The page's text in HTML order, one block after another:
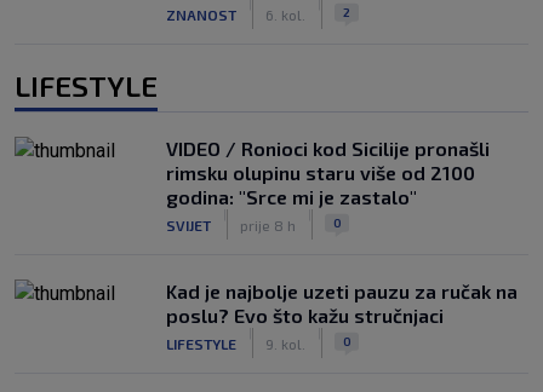
ZNANOST 6. kol. 2
LIFESTYLE
VIDEO / Ronioci kod Sicilije pronašli
rimsku olupinu staru više od 2100
godina: "Srce mi je zastalo"
SVIJET prije 8 h 0
Kad je najbolje uzeti pauzu za ručak na
poslu? Evo što kažu stručnjaci
LIFESTYLE 9. kol. 0